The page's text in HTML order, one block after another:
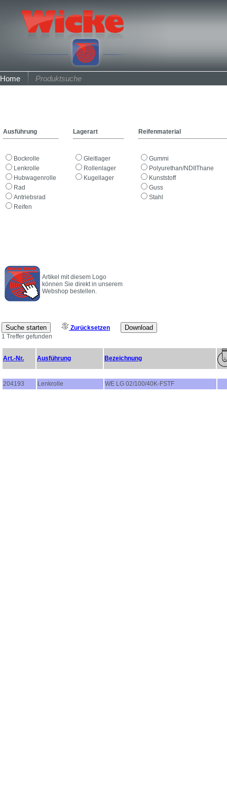
Home Produktsuche
Ausführung Lagerart Reifenmaterial
Bockrolle
Lenkrolle
Hubwagenrolle
Rad
Antriebsrad
Reifen
Gleitlager
Rollenlager
Kugellager
Gummi
Polyurethan/NDIIThane
Kunststoff
Guss
Stahl
Artikel mit diesem Logo
können Sie direkt in unserem
Webshop bestellen.
Zurücksetzen
1 Treffer gefunden
Art.-Nr. Ausführung Bezeichnung
204193 Lenkrolle WE LG 02/100/40K-FSTF